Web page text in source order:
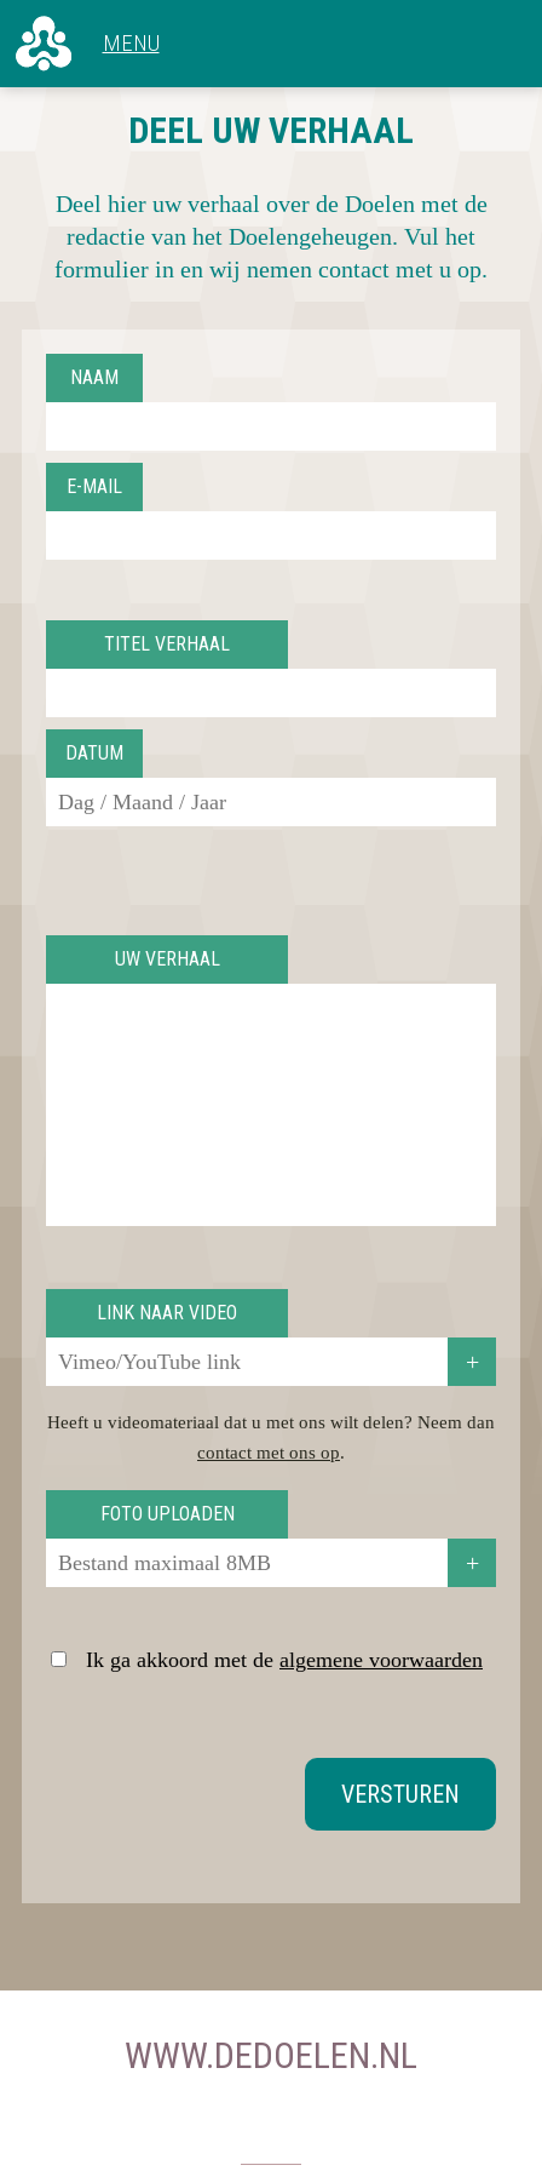
ALLE ARTIKELEN
HET GEBOUW
ACHTER DE SCHERMEN
VOOR 1966
1970 - 1979
1980 - 1989
1990 - 1999
CONCERTOVERZICHT
DEEL UW VERHAAL
Deel hier uw verhaal over de Doelen met de
redactie van het Doelengeheugen. Vul het
formulier in en wij nemen contact met u op.
NAAM
E-MAIL
TITEL VERHAAL
DATUM
UW VERHAAL
LINK NAAR VIDEO
+
Heeft u videomateriaal dat u met ons wilt delen? Neem dan
contact met ons op.
FOTO UPLOADEN
+
Ik ga akkoord met de algemene voorwaarden
VERSTUREN
WWW.DEDOELEN.NL